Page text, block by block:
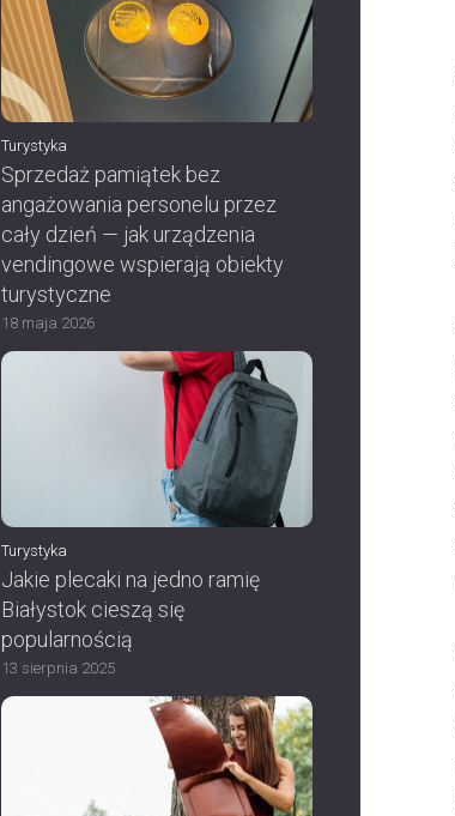
Turystyka
Sprzedaż pamiątek bez
angażowania personelu przez
cały dzień — jak urządzenia
vendingowe wspierają obiekty
turystyczne
18 maja 2026
Turystyka
Jakie plecaki na jedno ramię
Białystok cieszą się
popularnością
13 sierpnia 2025